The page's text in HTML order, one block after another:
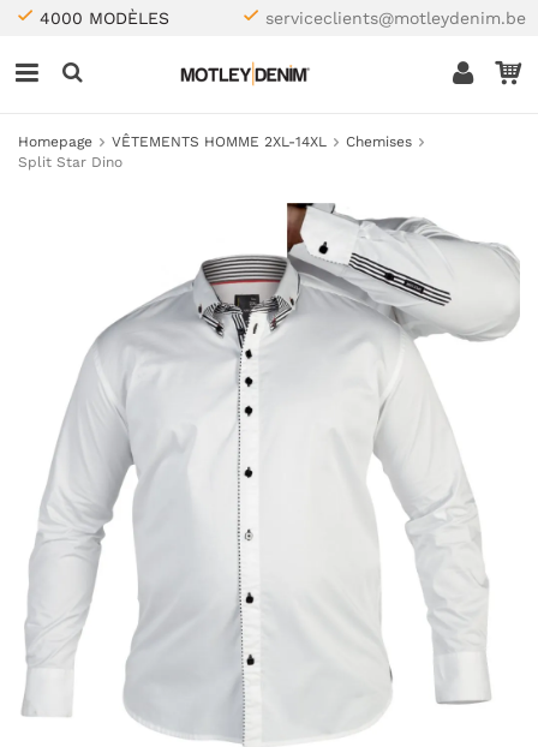
4000 MODÈLES serviceclients@motleydenim.be
Homepage VÊTEMENTS HOMME 2XL-14XL
Chemises
Split Star Dino